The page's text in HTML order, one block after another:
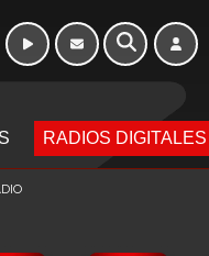
RADIOS DIGITALES